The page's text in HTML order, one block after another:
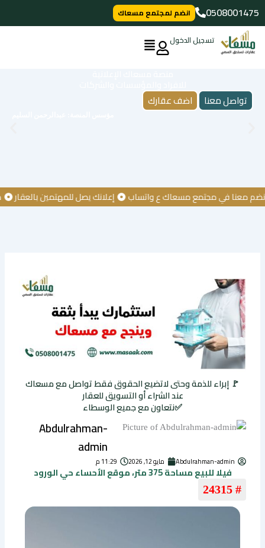
تخطي
إلى
المحتوى
0508001475
انضم لمجتمع مسعاك
تسجيل الدخول
تواصل معنا اضف عقارك
في مجتمع مسعاك ع واتساب إعلانك يصل للمهتمين بالعقار كن
🚩 إبراء للذمة وحتى لاتضيع الحقوق فقط تواصل مع مسعاك
عند الشراء أو التسويق للعقار
✅نتعاون مع جميع الوسطاء
Abdulrahman-
admin
Abdulrahman-admin مايو 12, 2026 11:29 م
فيلا للبيع مساحة 375 متر، موقع الأحساء حي الورود
# 24315